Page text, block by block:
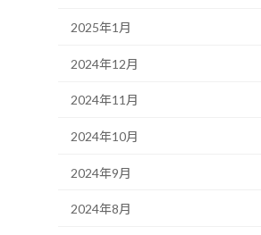
2025年1月
2024年12月
2024年11月
2024年10月
2024年9月
2024年8月